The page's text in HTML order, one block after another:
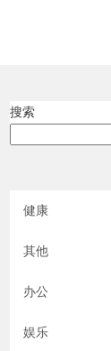
搜索
健康
其他
办公
娱乐